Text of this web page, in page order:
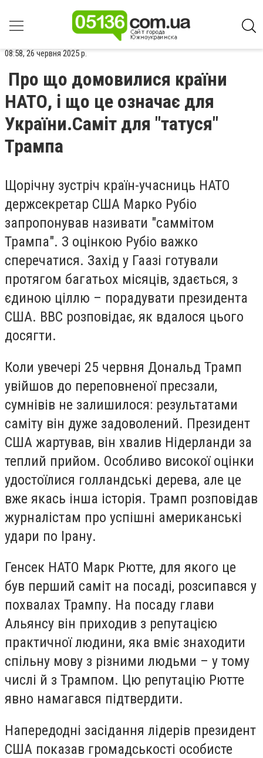
08:58, 26 червня 2025 р.
Про що домовилися країни
НАТО, і що це означає для
України.Саміт для "татуся"
Трампа
Щорічну зустріч країн-учасниць НАТО
держсекретар США Марко Рубіо
запропонував називати "саммітом
Трампа". З оцінкою Рубіо важко
сперечатися. Захід у Гаазі готували
протягом багатьох місяців, здається, з
єдиною ціллю – порадувати президента
США. ВВС розповідає, як вдалося цього
досягти.
Коли увечері 25 червня Дональд Трамп
увійшов до переповненої пресзали,
сумнівів не залишилося: результатами
саміту він дуже задоволений. Президент
США жартував, він хвалив Нідерланди за
теплий прийом. Особливо високої оцінки
удостоїлися голландські дерева, але це
вже якась інша історія. Трамп розповідав
журналістам про успішні американські
удари по Ірану.
Генсек НАТО Марк Рютте, для якого це
був перший саміт на посаді, розсипався у
похвалах Трампу. На посаду глави
Альянсу він приходив з репутацією
практичної людини, яка вміє знаходити
спільну мову з різними людьми – у тому
числі й з Трампом. Цю репутацію Рютте
явно намагався підтвердити.
Напередодні засідання лідерів президент
США показав громадськості особисте